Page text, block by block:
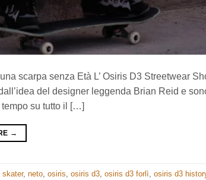
scarpa senza Età L’ Osiris D3 Streetwear
del designer leggenda Brian Reid e
su tutto il […]
→
skater, neto osiris osiris d3 osiris d3 forlì osiris d3